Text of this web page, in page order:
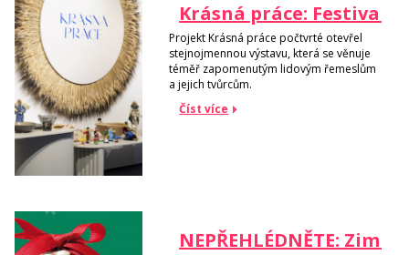
Krásná práce: Festival
Projekt Krásná práce počtvrté otevřel
stejnojmennou výstavu, která se věnuje
téměř zapomenutým lidovým řemeslům
a jejich tvůrcům.
Číst více
NEPŘEHLÉDNĚTE: